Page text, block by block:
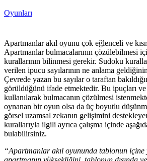
Oyunları
Apartmanlar akıl oyunu çok eğlenceli ve
Apartmanlar bulmacalarının çözülebilmesi
kurallarının bilinmesi gerekir. Sudoku
verilen ipucu sayılarının ne anlama
Çevrede yazan bu sayılar o taraftan
görüldüğünü ifade etmektedir. Bu ipuçları ve
kullanılarak bulmacanın çözülmesi
oynanan bir oyun olsa da üç boyutlu
görsel uzamsal zekanın gelişimini
kurallarıyla ilgili ayrıca çalışma içinde
bulabilirsiniz.
“Apartmanlar akıl oyununda tablonun içine